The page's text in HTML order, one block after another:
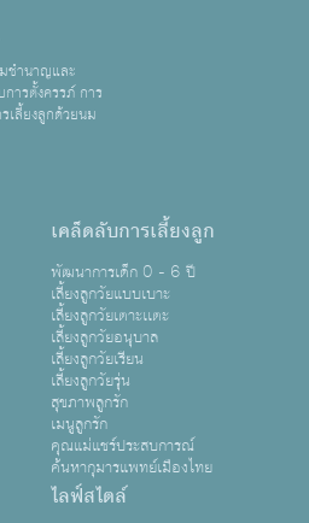
ชำนาญและ
ารตั้งครรภ์ การ
เลี้ยงลูกด้วยนม
เคล็ดลับการเลี้ยงลูก
พัฒนาการเด็ก 0 - 6 ปี
เลี้ยงลูกวัยแบบเบาะ
เลี้ยงลูกวัยเตาะเเตะ
เลี้ยงลูกวัยอนุบาล
เลี้ยงลูกวัยเรียน
เลี้ยงลูกวัยรุ่น
สุขภาพลูกรัก
เมนูลูกรัก
คุณแม่แชร์ประสบการณ์
ค้นหากุมารแพทย์เมืองไทย
ไลฟ์สไตล์